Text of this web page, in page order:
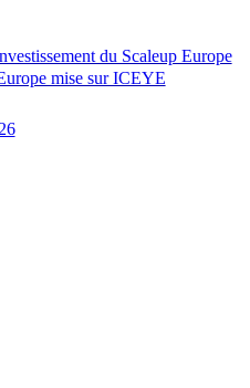
du Scaleup Europe
mise sur ICEYE